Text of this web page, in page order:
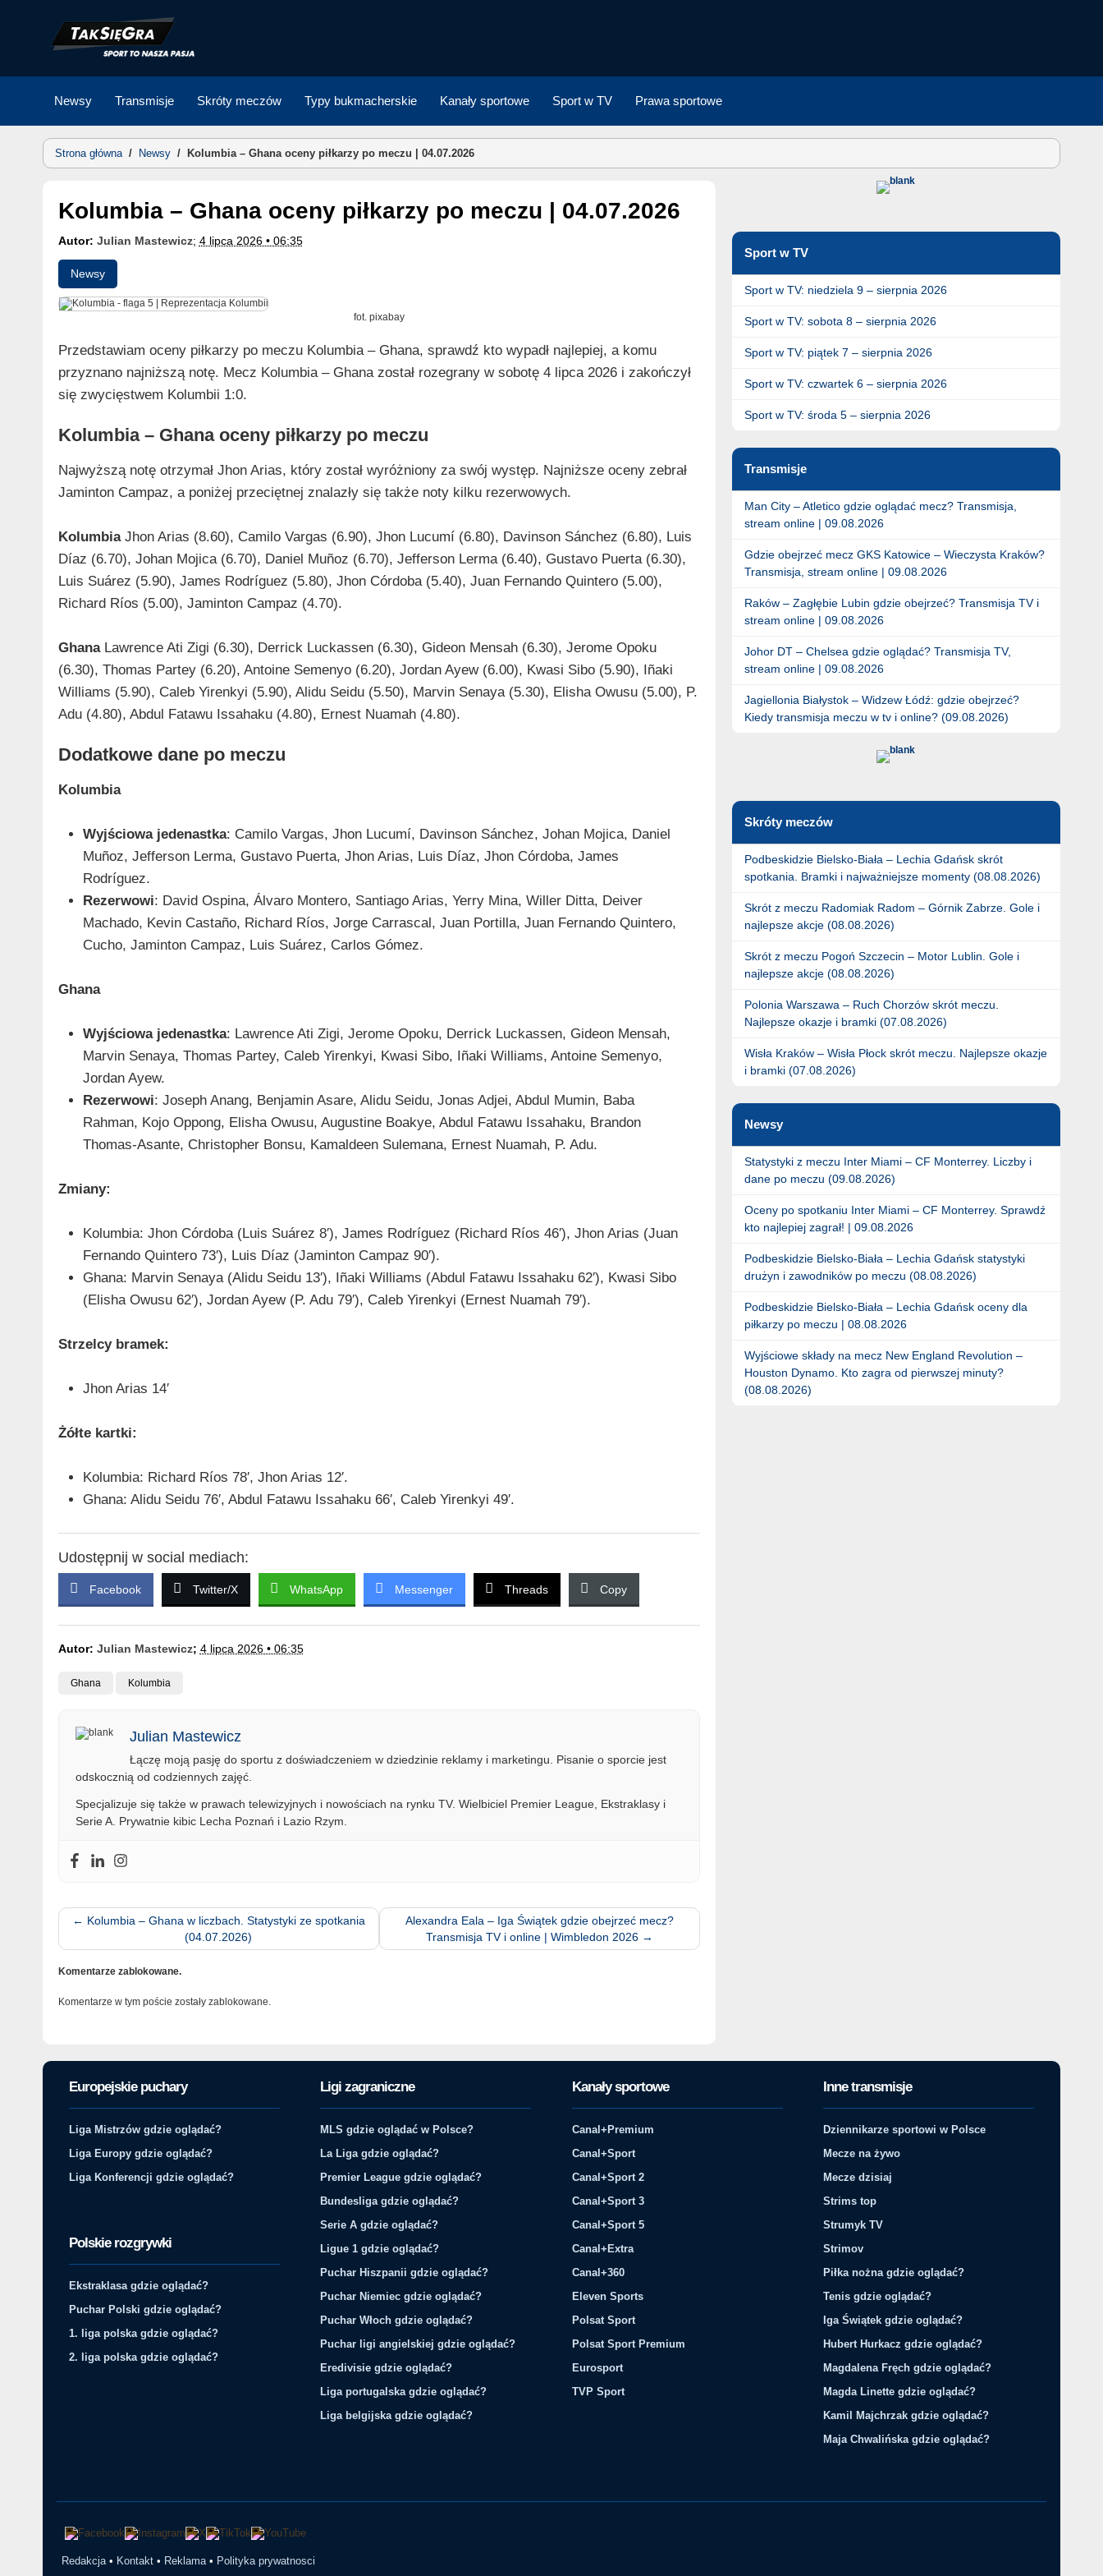
Newsy Transmisje Skróty meczów Typy bukmacherskie Kanały sportowe Sport w TV Prawa sportowe
Strona główna/ Newsy / Kolumbia – Ghana oceny piłkarzy po meczu | 04.07.2026
Kolumbia – Ghana oceny piłkarzy po meczu | 04.07.2026
Autor: Julian Mastewicz; 4 lipca 2026 • 06:35
Newsy
fot. pixabay
Przedstawiam oceny piłkarzy po meczu Kolumbia – Ghana, sprawdź kto wypadł najlepiej, a komu
przyznano najniższą notę. Mecz Kolumbia – Ghana został rozegrany w sobotę 4 lipca 2026 i zakończył
się zwycięstwem Kolumbii 1:0.
Kolumbia – Ghana oceny piłkarzy po meczu
Najwyższą notę otrzymał Jhon Arias, który został wyróżniony za swój występ. Najniższe oceny zebrał
Jaminton Campaz, a poniżej przeciętnej znalazły się także noty kilku rezerwowych.
KolumbiaJhon Arias (8.60), Camilo Vargas (6.90), Jhon Lucumí (6.80), Davinson Sánchez (6.80), Luis
Díaz (6.70), Johan Mojica (6.70), Daniel Muñoz (6.70), Jefferson Lerma (6.40), Gustavo Puerta (6.30),
Luis Suárez (5.90), James Rodríguez (5.80), Jhon Córdoba (5.40), Juan Fernando Quintero (5.00),
Richard Ríos (5.00), Jaminton Campaz (4.70).
GhanaLawrence Ati Zigi (6.30), Derrick Luckassen (6.30), Gideon Mensah (6.30), Jerome Opoku
(6.30), Thomas Partey (6.20), Antoine Semenyo (6.20), Jordan Ayew (6.00), Kwasi Sibo (5.90), Iñaki
Williams (5.90), Caleb Yirenkyi (5.90), Alidu Seidu (5.50), Marvin Senaya (5.30), Elisha Owusu (5.00), P.
Adu (4.80), Abdul Fatawu Issahaku (4.80), Ernest Nuamah (4.80).
Dodatkowe dane po meczu
Kolumbia
Wyjściowa jedenastka: Camilo Vargas, Jhon Lucumí, Davinson Sánchez, Johan Mojica, Daniel
Muñoz, Jefferson Lerma, Gustavo Puerta, Jhon Arias, Luis Díaz, Jhon Córdoba, James
Rodríguez.
Rezerwowi: David Ospina, Álvaro Montero, Santiago Arias, Yerry Mina, Willer Ditta, Deiver
Machado, Kevin Castaño, Richard Ríos, Jorge Carrascal, Juan Portilla, Juan Fernando Quintero,
Cucho, Jaminton Campaz, Luis Suárez, Carlos Gómez.
Ghana
Wyjściowa jedenastka: Lawrence Ati Zigi, Jerome Opoku, Derrick Luckassen, Gideon Mensah,
Marvin Senaya, Thomas Partey, Caleb Yirenkyi, Kwasi Sibo, Iñaki Williams, Antoine Semenyo,
Jordan Ayew.
Rezerwowi: Joseph Anang, Benjamin Asare, Alidu Seidu, Jonas Adjei, Abdul Mumin, Baba
Rahman, Kojo Oppong, Elisha Owusu, Augustine Boakye, Abdul Fatawu Issahaku, Brandon
Thomas-Asante, Christopher Bonsu, Kamaldeen Sulemana, Ernest Nuamah, P. Adu.
Zmiany:
Kolumbia: Jhon Córdoba (Luis Suárez 8′), James Rodríguez (Richard Ríos 46′), Jhon Arias (Juan
Fernando Quintero 73′), Luis Díaz (Jaminton Campaz 90′).
Ghana: Marvin Senaya (Alidu Seidu 13′), Iñaki Williams (Abdul Fatawu Issahaku 62′), Kwasi Sibo
(Elisha Owusu 62′), Jordan Ayew (P. Adu 79′), Caleb Yirenkyi (Ernest Nuamah 79′).
Strzelcy bramek:
Jhon Arias 14′
Żółte kartki:
Kolumbia: Richard Ríos 78′, Jhon Arias 12′.
Ghana: Alidu Seidu 76′, Abdul Fatawu Issahaku 66′, Caleb Yirenkyi 49′.
Udostępnij w social mediach:
Facebook Twitter/X WhatsApp Messenger Threads Copy
Autor: Julian Mastewicz; 4 lipca 2026 • 06:35
Ghana Kolumbia
Julian Mastewicz
Łączę moją pasję do sportu z doświadczeniem w dziedzinie reklamy i marketingu. Pisanie o sporcie jest
odskocznią od codziennych zajęć.
Specjalizuje się także w prawach telewizyjnych i nowościach na rynku TV. Wielbiciel Premier League, Ekstraklasy i
Serie A. Prywatnie kibic Lecha Poznań i Lazio Rzym.
← Kolumbia – Ghana w liczbach. Statystyki ze spotkania
(04.07.2026)
Alexandra Eala – Iga Świątek gdzie obejrzeć mecz?
Transmisja TV i online | Wimbledon 2026 →
Komentarze zablokowane.
Komentarze w tym poście zostały zablokowane.
Sport w TV
Sport w TV: niedziela 9 – sierpnia 2026
Sport w TV: sobota 8 – sierpnia 2026
Sport w TV: piątek 7 – sierpnia 2026
Sport w TV: czwartek 6 – sierpnia 2026
Sport w TV: środa 5 – sierpnia 2026
Transmisje
Man City – Atletico gdzie oglądać mecz? Transmisja,
stream online | 09.08.2026
Gdzie obejrzeć mecz GKS Katowice – Wieczysta Kraków?
Transmisja, stream online | 09.08.2026
Raków – Zagłębie Lubin gdzie obejrzeć? Transmisja TV i
stream online | 09.08.2026
Johor DT – Chelsea gdzie oglądać? Transmisja TV,
stream online | 09.08.2026
Jagiellonia Białystok – Widzew Łódź: gdzie obejrzeć?
Kiedy transmisja meczu w tv i online? (09.08.2026)
Skróty meczów
Podbeskidzie Bielsko-Biała – Lechia Gdańsk skrót
spotkania. Bramki i najważniejsze momenty (08.08.2026)
Skrót z meczu Radomiak Radom – Górnik Zabrze. Gole i
najlepsze akcje (08.08.2026)
Skrót z meczu Pogoń Szczecin – Motor Lublin. Gole i
najlepsze akcje (08.08.2026)
Polonia Warszawa – Ruch Chorzów skrót meczu.
Najlepsze okazje i bramki (07.08.2026)
Wisła Kraków – Wisła Płock skrót meczu. Najlepsze okazje
i bramki (07.08.2026)
Newsy
Statystyki z meczu Inter Miami – CF Monterrey. Liczby i
dane po meczu (09.08.2026)
Oceny po spotkaniu Inter Miami – CF Monterrey. Sprawdź
kto najlepiej zagrał! | 09.08.2026
Podbeskidzie Bielsko-Biała – Lechia Gdańsk statystyki
drużyn i zawodników po meczu (08.08.2026)
Podbeskidzie Bielsko-Biała – Lechia Gdańsk oceny dla
piłkarzy po meczu | 08.08.2026
Wyjściowe składy na mecz New England Revolution –
Houston Dynamo. Kto zagra od pierwszej minuty?
(08.08.2026)
Europejskie puchary
Liga Mistrzów gdzie oglądać?
Liga Europy gdzie oglądać?
Liga Konferencji gdzie oglądać?
Polskie rozgrywki
Ekstraklasa gdzie oglądać?
Puchar Polski gdzie oglądać?
1. liga polska gdzie oglądać?
2. liga polska gdzie oglądać?
Ligi zagraniczne
MLS gdzie oglądać w Polsce?
La Liga gdzie oglądać?
Premier League gdzie oglądać?
Bundesliga gdzie oglądać?
Serie A gdzie oglądać?
Ligue 1 gdzie oglądać?
Puchar Hiszpanii gdzie oglądać?
Puchar Niemiec gdzie oglądać?
Puchar Włoch gdzie oglądać?
Puchar ligi angielskiej gdzie oglądać?
Eredivisie gdzie oglądać?
Liga portugalska gdzie oglądać?
Liga belgijska gdzie oglądać?
Kanały sportowe
Canal+Premium
Canal+Sport
Canal+Sport 2
Canal+Sport 3
Canal+Sport 5
Canal+Extra
Canal+360
Eleven Sports
Polsat Sport
Polsat Sport Premium
Eurosport
TVP Sport
Inne transmisje
Dziennikarze sportowi w Polsce
Mecze na żywo
Mecze dzisiaj
Strims top
Strumyk TV
Strimov
Piłka nożna gdzie oglądać?
Tenis gdzie oglądać?
Iga Świątek gdzie oglądać?
Hubert Hurkacz gdzie oglądać?
Magdalena Fręch gdzie oglądać?
Magda Linette gdzie oglądać?
Kamil Majchrzak gdzie oglądać?
Maja Chwalińska gdzie oglądać?
Redakcja• Kontakt• Reklama• Polityka prywatnosci